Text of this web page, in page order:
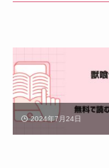
2024年7月24日